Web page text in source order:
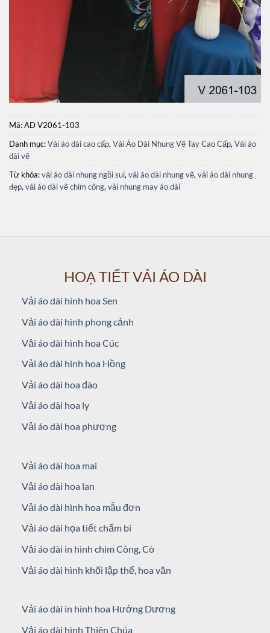
Mã:AD V2061-103
Danh mục:Vải áo dài cao cấp, Vải Áo Dài Nhung Vẽ Tay Cao Cấp, Vải áo
dài vẽ
Từ khóa:vải áo dài nhung ngồi sui, vải áo dài nhung vẽ, vải áo dài nhung
đẹp, vải áo dài vẽ chim công, vải nhung may áo dài
HOẠ TIẾT VẢI ÁO DÀI
Vải áo dài hình hoa Sen
Vải áo dài hình phong cảnh
Vải áo dài hình hoa Cúc
Vải áo dài hình hoa Hồng
Vải áo dài hoa đào
Vải áo dài hoa ly
Vải áo dài hoa phượng
Vải áo dài hoa mai
Vải áo dài hoa lan
Vải áo dài hình hoa mẫu đơn
Vải áo dài họa tiết chấm bi
Vải áo dài in hình chim Công, Cò
Vải áo dài hình khối lập thể, hoa văn
Vải áo dài in hình hoa Hướng Dương
Vải áo dài hình Thiên Chúa